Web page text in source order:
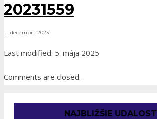
20231559
11. decembra 2023
Last modified: 5. mája 2025
Comments are closed.
NAJBLIŽŠIE UDALOSTI